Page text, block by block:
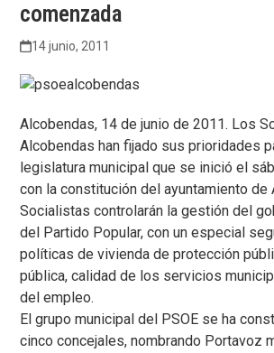
comenzada
14 junio, 2011
Alcobendas, 14 de junio de 2011. Los
Alcobendas han fijado sus prioridades
legislatura municipal que se inició el
con la constitución del ayuntamiento de
Socialistas controlarán la gestión del
del Partido Popular, con un especial
políticas de vivienda de protección
pública, calidad de los servicios
del empleo.
El grupo municipal del PSOE se ha
cinco concejales, nombrando Portavoz